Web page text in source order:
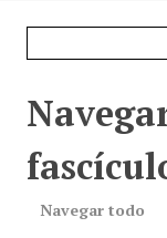
Navegar todo